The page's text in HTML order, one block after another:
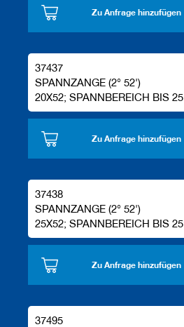
Zu Anfrage hinzufügen
37437
SPANNZANGE (2° 52')
20X52; SPANNBEREICH BIS 25
Zu Anfrage hinzufügen
37438
SPANNZANGE (2° 52')
25X52; SPANNBEREICH BIS 25
Zu Anfrage hinzufügen
37495